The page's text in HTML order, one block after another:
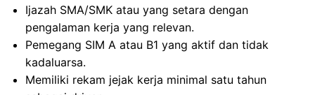
Ijazah SMA/SMK atau yang setara dengan
pengalaman kerja yang relevan.
Pemegang SIM A atau B1 yang aktif dan tidak
kadaluarsa.
Memiliki rekam jejak kerja minimal satu tahun